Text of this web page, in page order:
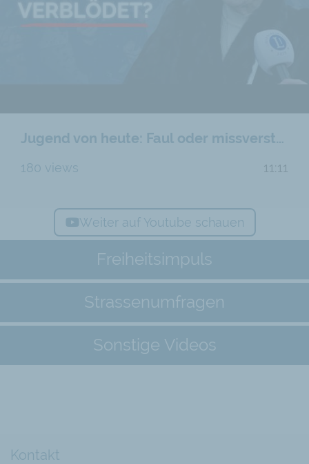
Freiheitsimpuls
Strassenumfragen
Sonstige Videos
Jugend von heute: Faul oder missverstanden?
180 views 11:11
Weiter auf Youtube schauen
Kontakt